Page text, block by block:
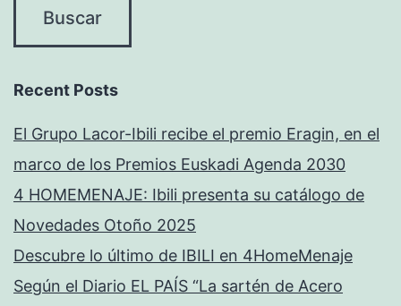
Recent Posts
El Grupo Lacor-Ibili recibe el premio Eragin, en el
marco de los Premios Euskadi Agenda 2030
4 HOMEMENAJE: Ibili presenta su catálogo de
Novedades Otoño 2025
Descubre lo último de IBILI en 4HomeMenaje
Según el Diario EL PAÍS “La sartén de Acero